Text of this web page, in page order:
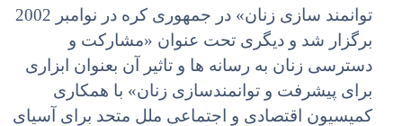
توانمند سازی زنان» در جمهوری کره در نوامبر 2002
برگزار شد و دیگری تحت عنوان «مشارکت و
دسترسی زنان به رسانه ها و تاثیر آن بعنوان ابزاری
برای پیشرفت و توانمندسازی زنان» با همکاری
کمیسیون اقتصادی و اجتماعی ملل متحد برای آسیای